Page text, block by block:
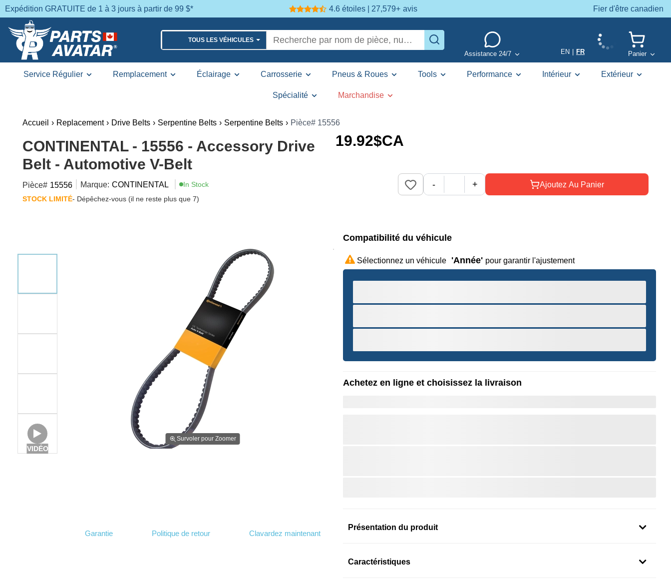
Expédition GRATUITE de 1 à 3 jours à partir de 99 $* 4.6 étoiles | 27,579+ avis Fier d'être canadien
TOUS LES VÉHICULES
Assistance 24/7 EN FR Panier
Service Régulier Remplacement Éclairage Carrosserie Pneus & Roues Tools Performance Intérieur Extérieur
Spécialité Marchandise
Accueil › Replacement › Drive Belts › Serpentine Belts › Serpentine Belts › Pièce# 15556
CONTINENTAL - 15556 - Accessory Drive
Belt - Automotive V-Belt
Pièce# 15556 Marque: CONTINENTAL
In Stock
STOCK LIMITÉ- Dépêchez-vous (il ne reste plus que 7)
19.92$CA
Ajoutez Au Panier
- +
Survoler pour Zoomer
Garantie Politique de retour Clavardez maintenant
VIDÉO
Compatibilité du véhicule
Sélectionnez un véhicule 'Année' pour garantir l'ajustement
Achetez en ligne et choisissez la livraison
Présentation du produit
Caractéristiques